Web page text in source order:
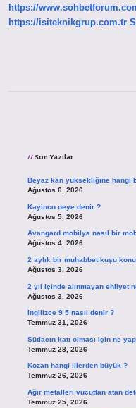
https://
https://isiteknikgrup.com.tr
Son Yazılar
Beyaz kan yüksekliğine hangi
Ağustos 6, 2026
Kayinco neye denir ?
Ağustos 5, 2026
Avangard mobilya nasıl bir
Ağustos 4, 2026
2 aylık bir muhabbet kuşu
Ağustos 3, 2026
2 yıl içinde alınmayan ehliyet
Ağustos 3, 2026
İngilizce 9 5 nasıl denir ?
Temmuz 31, 2026
Sütlacın katı olması için ne
Temmuz 28, 2026
Kozan hangi illerden büyük ?
Temmuz 26, 2026
Ağır metalleri vücuttan atan
Temmuz 25, 2026